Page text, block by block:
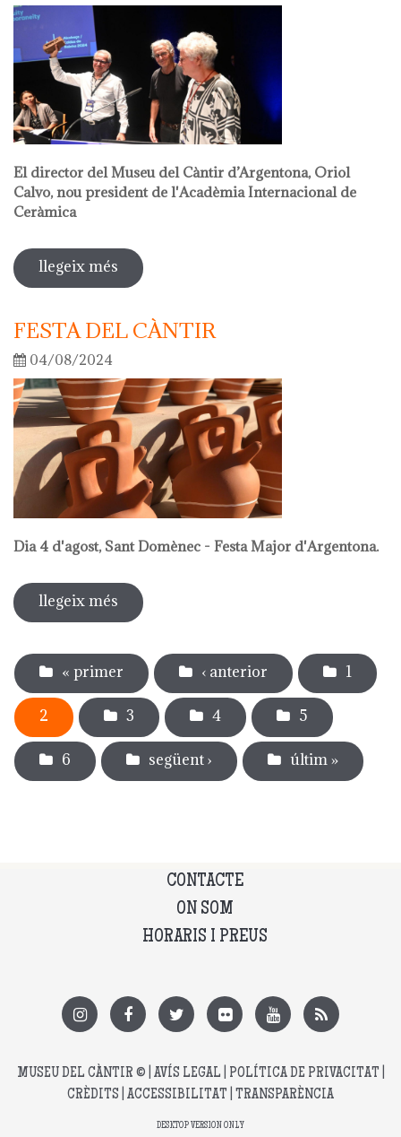
El director del Museu del Càntir d’Argentona, Oriol
Calvo, nou president de l'Acadèmia Internacional de
Ceràmica
llegeix més sobre oriol calvo nou president de
l'acadèmia internacional de ceràmica
FESTA DEL CÀNTIR
04/08/2024
Dia 4 d'agost, Sant Domènec - Festa Major d'Argentona.
llegeix més sobre festa del càntir
Pàgines
« primer ‹ anterior 1
2 3 4 5
6 següent › últim »
CONTACTE
ON SOM
HORARIS I PREUS
MUSEU DEL CÀNTIR © | AVÍS LEGAL POLÍTICA DE PRIVACITAT
CRÈDITS ACCESSIBILITAT TRANSPARÈNCIA
DESKTOP VERSION ONLY